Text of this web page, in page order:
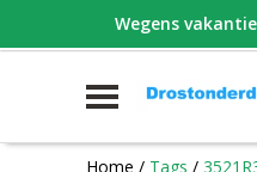
WHATSAPP FOTO
Home / Tags /
Wegens